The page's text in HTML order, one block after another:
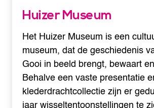
Huizer Museum
Het Huizer Museum is een
museum, dat de geschiedenis
Gooi in beeld brengt, bewaart
Behalve een vaste presentatie
klederdrachtcollectie zijn er